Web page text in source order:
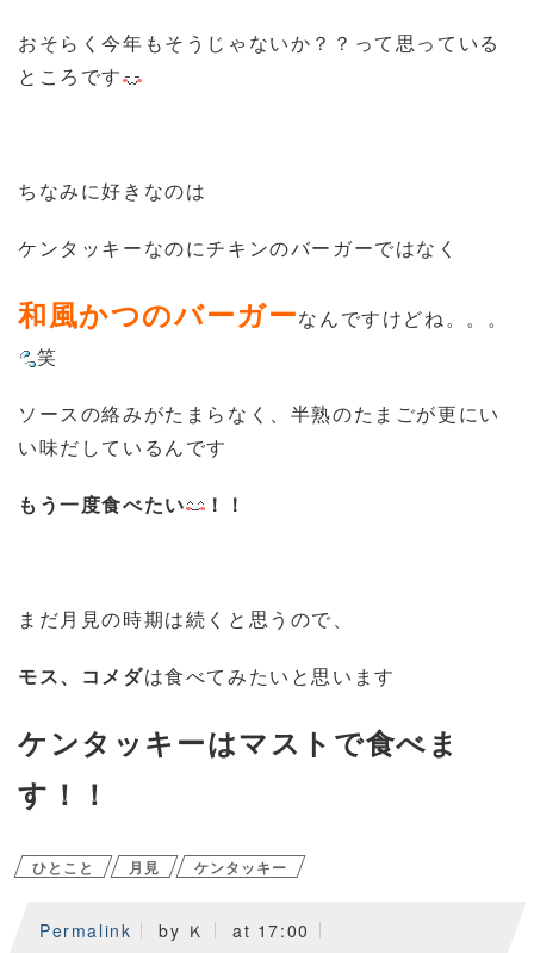
おそらく今年もそうじゃないか？？って思っている
ところです
ちなみに好きなのは
ケンタッキーなのにチキンのバーガーではなく
和風かつのバーガーなんですけどね。。。
笑
ソースの絡みがたまらなく、半熟のたまごが更にい
い味だしているんです
もう一度食べたい ！！
まだ月見の時期は続くと思うので、
モス、コメダは食べてみたいと思います
ケンタッキーはマストで食べま
す！！
ひとこと 月見 ケンタッキー
Permalink by Ｋ at 17:00